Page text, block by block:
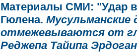
Материалы СМИ: "Удар в
Гюлена. Мусульманские
отмежевываются от
Реджепа Тайипа